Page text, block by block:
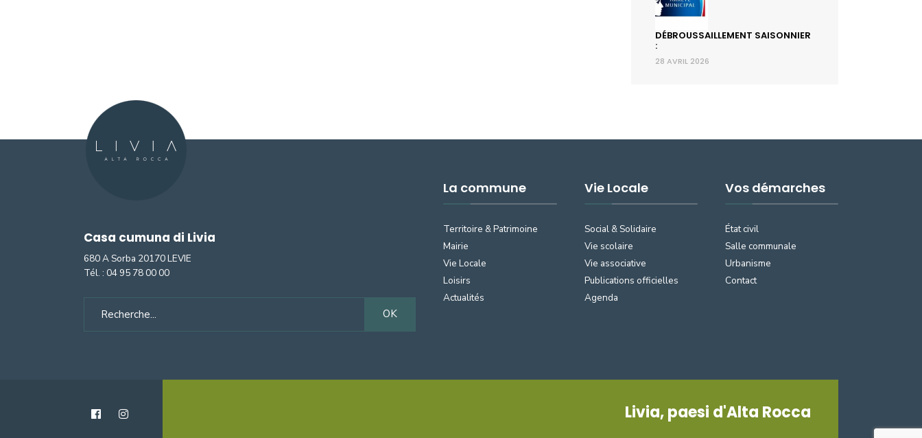
DÉBROUSSAILLEMENT SAISONNIER
:
28 AVRIL 2026
Casa cumuna di Livia
680 A Sorba 20170 LEVIE
Tél. : 04 95 78 00 00
OK
La commune
Territoire & Patrimoine
Mairie
Vie Locale
Loisirs
Actualités
Vie Locale
Social & Solidaire
Vie scolaire
Vie associative
Publications officielles
Agenda
Vos démarches
État civil
Salle communale
Urbanisme
Contact
Livia, paesi d'Alta Rocca